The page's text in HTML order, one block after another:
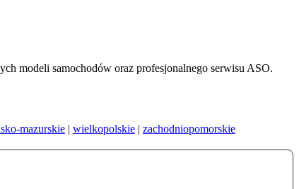
modeli samochodów oraz profesjonalnego serwisu ASO.
mazurskie | wielkopolskie | zachodniopomorskie